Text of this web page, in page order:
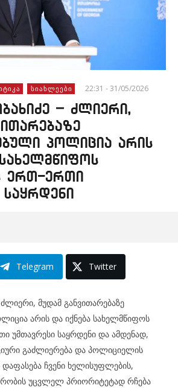
ᲡᲘᲐᲮᲚᲔᲔᲑᲘ 22:31 - 31/05/2026
– ძლიერი,
პოლიცია არის
ერთ-ერთი
Telegram Twitter
მუდამ განვითარებაზე
არის და იქნება სახელმწიფოს
უმთავრესი საყრდენი და ამდენად,
გაძლიერება და პოლიციელის
ჩვენი ხელისუფლების,
უცვლელ პრიორიტეტად რჩება